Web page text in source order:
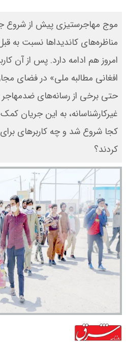
موج مهاجرستیزی پیش از شروع
مناظره‌های کاندیداها نسبت به
امروز هم ادامه دارد. پس از آن
افغانی مطالبه ملی» در فضای
حتی برخی از رسانه‌های ضدمهاجر
غیرکارشناسانه، به این جریان
کجا شروع شد و چه کاربرهای برای
کردند؟